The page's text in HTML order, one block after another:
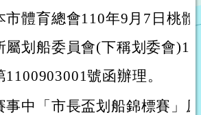
市體育總會110年9月7日桃
屬划船委員會(下稱划委會
1100903001號函辦理。
事中「市長盃划船錦標賽」